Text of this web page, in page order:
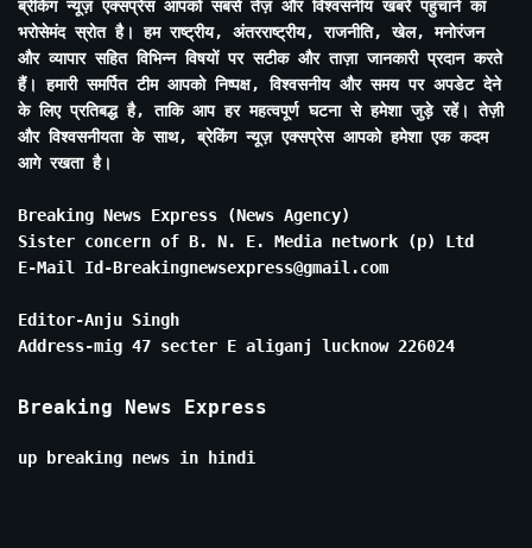
ब्रेकिंग न्यूज़ एक्सप्रेस आपको सबसे तेज़ और विश्वसनीय खबरें पहुंचाने का
भरोसेमंद स्रोत है। हम राष्ट्रीय, अंतरराष्ट्रीय, राजनीति, खेल, मनोरंजन
और व्यापार सहित विभिन्न विषयों पर सटीक और ताज़ा जानकारी प्रदान करते
हैं। हमारी समर्पित टीम आपको निष्पक्ष, विश्वसनीय और समय पर अपडेट देने
के लिए प्रतिबद्ध है, ताकि आप हर महत्वपूर्ण घटना से हमेशा जुड़े रहें। तेज़ी
और विश्वसनीयता के साथ, ब्रेकिंग न्यूज़ एक्सप्रेस आपको हमेशा एक कदम
आगे रखता है।
Breaking News Express (News Agency)
Sister concern of B. N. E. Media network (p) Ltd
E-Mail Id-Breakingnewsexpress@gmail.com
Editor-Anju Singh
Address-mig 47 secter E aliganj lucknow 226024
Breaking News Express
up breaking news in hindi